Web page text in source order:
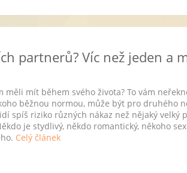
partnerů? Víc než jeden a
mít během svého života? To vám
běžnou normou, může být pro druhého
spíš riziko různých nákaz než nějaký velký
je stydlivý, někdo romantický, někoho
Celý článek